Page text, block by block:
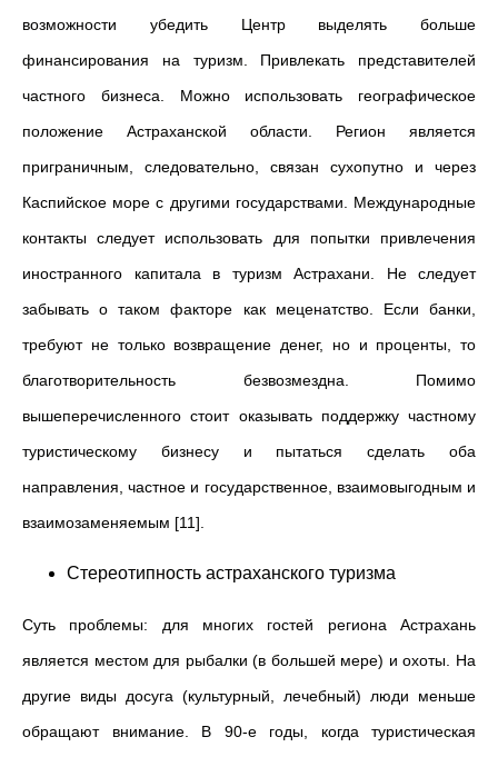
возможности убедить Центр выделять больше
финансирования на туризм. Привлекать представителей
частного бизнеса. Можно использовать географическое
положение Астраханской области. Регион является
приграничным, следовательно, связан сухопутно и через
Каспийское море с другими государствами. Международные
контакты следует использовать для попытки привлечения
иностранного капитала в туризм Астрахани. Не следует
забывать о таком факторе как меценатство. Если банки,
требуют не только возвращение денег, но и проценты, то
благотворительность безвозмездна. Помимо
вышеперечисленного стоит оказывать поддержку частному
туристическому бизнесу и пытаться сделать оба
направления, частное и государственное, взаимовыгодным и
взаимозаменяемым [11].
Стереотипность астраханского туризма
Суть проблемы: для многих гостей региона Астрахань
является местом для рыбалки (в большей мере) и охоты. На
другие виды досуга (культурный, лечебный) люди меньше
обращают внимание. В 90-е годы, когда туристическая